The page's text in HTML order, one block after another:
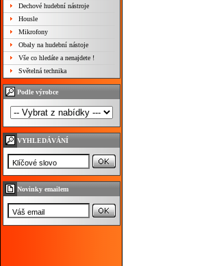
Dechové hudební nástroje
Housle
Mikrofony
Obaly na hudební nástoje
Vše co hledáte a nenajdete !
Světelná technika
Podle výrobce
VYHLEDÁVÁNÍ
Novinky emailem